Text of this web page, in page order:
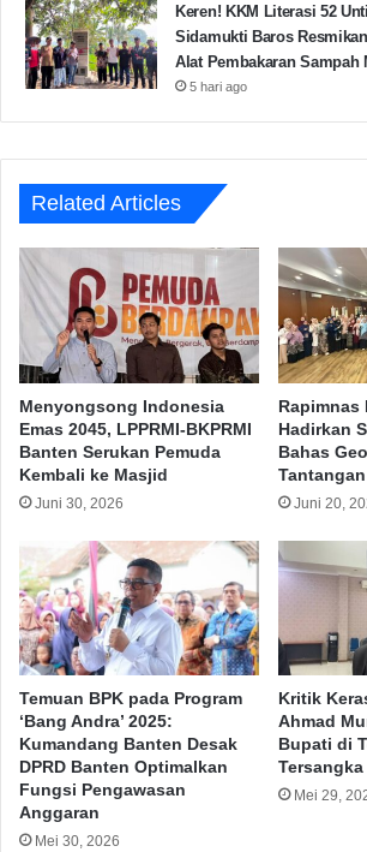
Keren! KKM Literasi 52
Sidamukti Baros
Alat Pembakaran
5 hari ago
Related Articles
Menyongsong Indonesia
Emas 2045, LPPRMI-BKPRMI
Banten Serukan Pemuda
Kembali ke Masjid
Juni 30, 2026
Rapimnas
Hadirkan
Bahas
Juni 20,
Temuan BPK pada Program
‘Bang Andra’ 2025:
Kumandang Banten Desak
DPRD Banten Optimalkan
Fungsi Pengawasan
Anggaran
Mei 30, 2026
Kritik
Ahmad
Bupati di
Mei 29,